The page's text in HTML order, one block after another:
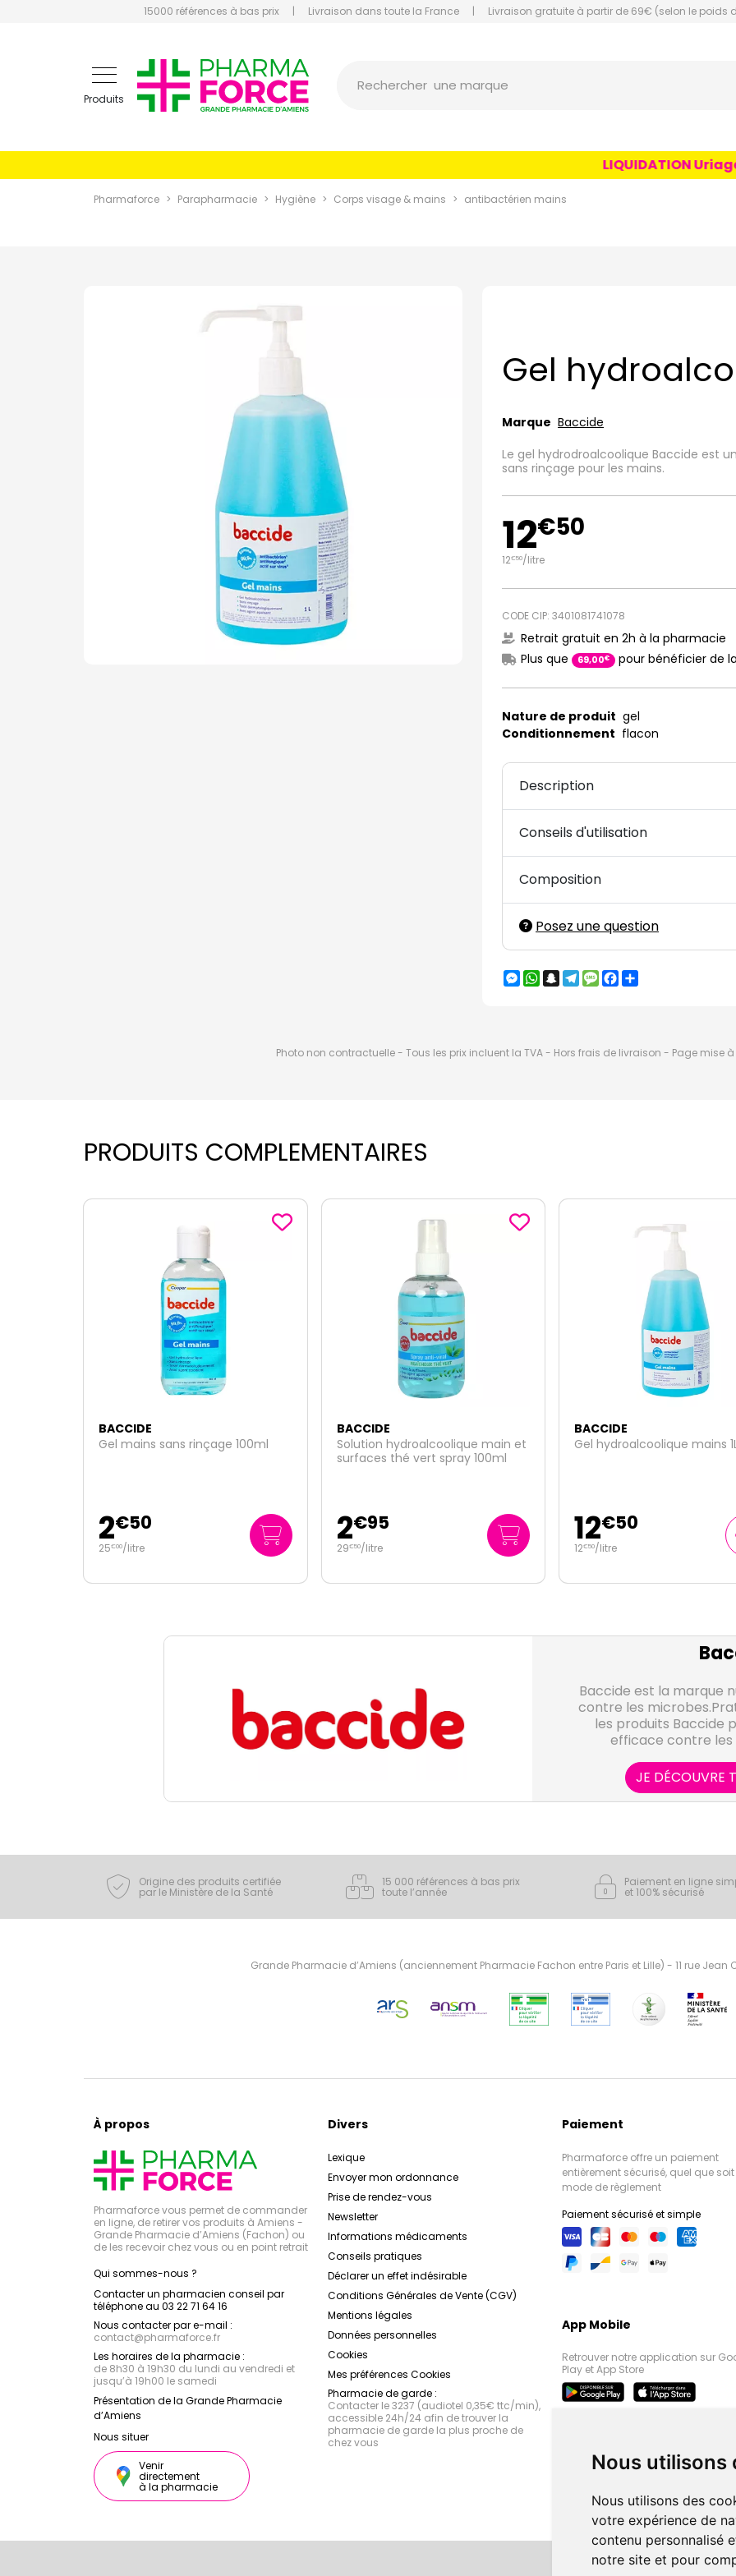
Nous utilisons
Nous utilisons des
votre expérience de
contenu personnalisé
notre site et pour
15000 références à bas prix | Livraison dans toute la France | Livraison gratuite à partir de 69€ (selon le poids
Produits
Rechercher
LIQUIDATION Uriage
Pharmaforce Parapharmacie Hygiène Corps visage & mains antibactérien mains
Gel
Marque Baccide
Le gel hydrodroalcoolique Baccide est
sans rinçage pour les mains.
12€50
12€50/litre
CODE CIP: 3401081741078
Retrait gratuit en 2h à la pharmacie
Plus que
69,00€ pour bénéficier de
Nature de produit gel
Conditionnement flacon
Description
Conseils d'utilisation
Composition
Posez une question
Messenger
WhatsApp
Snapchat
Telegram
MessageFacebook
Photo non contractuelle - Tous les prix incluent la TVA - Hors frais de livraison - Page mise
PRODUITS COMPLEMENTAIRES
BACCIDE
Gel mains sans rinçage 100ml
2€50
25€00/litre
BACCIDE
Solution hydroalcoolique main et
surfaces thé vert spray 100ml
2€95
29€50/litre
BACCIDE
Gel hydroalcoolique mains
12€50
12€50/litre
Baccide est la marque
contre les
les produits Baccide
efficace contre
JE DÉCOUVRE
Origine des produits certifiée
par le Ministère de la Santé
15 000 références à bas prix
toute l’année
Paiement en ligne
et 100% sécurisé
Grande Pharmacie d’Amiens (anciennement Pharmacie Fachon entre Paris et Lille) - 11 rue
À propos
Pharmaforce vous permet de commander
en ligne, de retirer vos produits à Amiens -
Grande Pharmacie d’Amiens (Fachon) ou
de les recevoir chez vous ou en point retrait
Qui sommes-nous ?
Contacter un pharmacien conseil par
téléphone au 03 22 71 64 16
Nous contacter par e-mail :
contact@pharmaforce.fr
Les horaires de la pharmacie :
de 8h30 à 19h30 du lundi au vendredi et
jusqu’à 19h00 le samedi
Présentation de la Grande Pharmacie
d’Amiens
Nous situer
Venir
directement
à la pharmacie
Divers
Lexique
Envoyer mon ordonnance
Prise de rendez-vous
Newsletter
Informations médicaments
Conseils pratiques
Déclarer un effet indésirable
Conditions Générales de Vente (CGV)
Mentions légales
Données personnelles
Cookies
Mes préférences Cookies
Pharmacie de garde :
Contacter le 3237 (audiotel 0,35€ ttc/min),
accessible 24h/24 afin de trouver la
pharmacie de garde la plus proche de
chez vous
Paiement
Pharmaforce offre un paiement
entièrement sécurisé, quel que soit
mode de règlement
Paiement sécurisé et simple
App Mobile
Retrouver notre application sur
Play et App Store